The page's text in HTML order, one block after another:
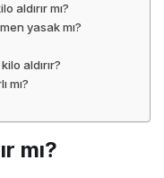
aldırır mı?
yasak mı?
aldırır?
mı?
mı?